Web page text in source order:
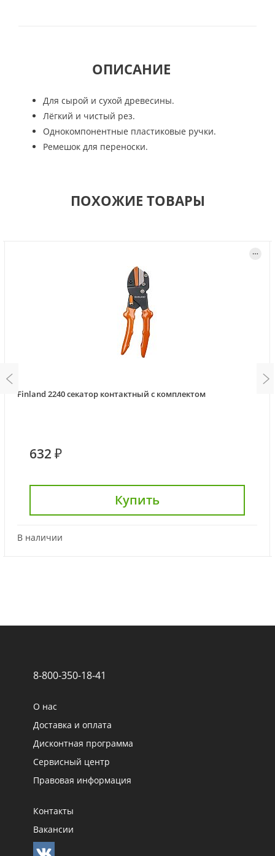
ОПИСАНИЕ
Для сырой и сухой древесины.
Лёгкий и чистый рез.
Однокомпонентные пластиковые ручки.
Ремешок для переноски.
ПОХОЖИЕ ТОВАРЫ
Finland 2240 секатор контактный с комплектом
632 ₽
Купить
В наличии
8-800-350-18-41
О нас
Доставка и оплата
Дисконтная программа
Сервисный центр
Правовая информация
Контакты
Вакансии